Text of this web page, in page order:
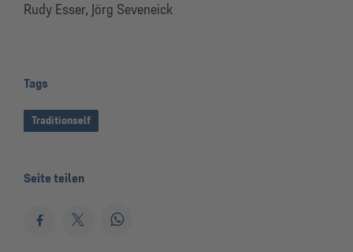
Rudy Esser, Jörg Seveneick
Tags
Traditionself
Seite teilen